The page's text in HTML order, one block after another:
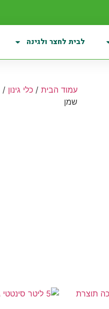
לבית לחצר ולגינה
עמוד הבית /כלי גינון /
שמן